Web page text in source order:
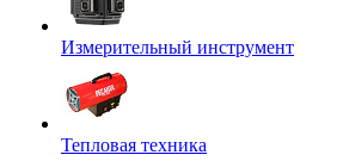
Измерительный инструмент
Тепловая техника